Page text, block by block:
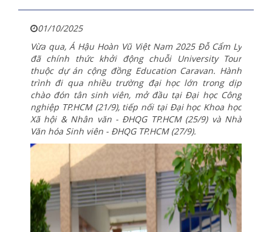
01/10/2025
Vừa qua, Á Hậu Hoàn Vũ Việt Nam 2025 Đỗ Cẩm Ly
đã chính thức khởi động chuỗi University Tour
thuộc dự án cộng đồng Education Caravan. Hành
trình đi qua nhiều trường đại học lớn trong dịp
chào đón tân sinh viên, mở đầu tại Đại học Công
nghiệp TP.HCM (21/9), tiếp nối tại Đại học Khoa học
Xã hội & Nhân văn - ĐHQG TP.HCM (25/9) và Nhà
Văn hóa Sinh viên - ĐHQG TP.HCM (27/9).